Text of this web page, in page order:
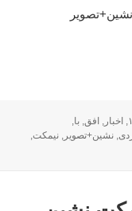
, اخبار, افق,با,
,نشین+تصویر,نیمکت,